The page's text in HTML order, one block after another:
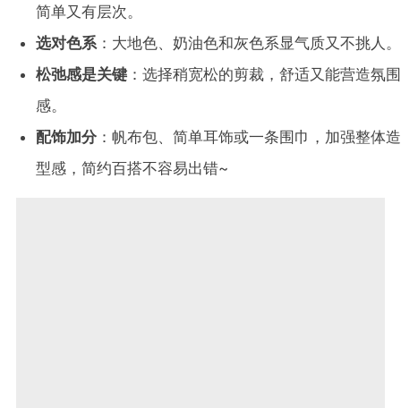
简单又有层次。
选对色系 ：大地色、奶油色和灰色系显气质又不挑人。
松弛感是关键 ：选择稍宽松的剪裁，舒适又能营造氛围
感。
配饰加分 ：帆布包、简单耳饰或一条围巾，加强整体造
型感，简约百搭不容易出错~